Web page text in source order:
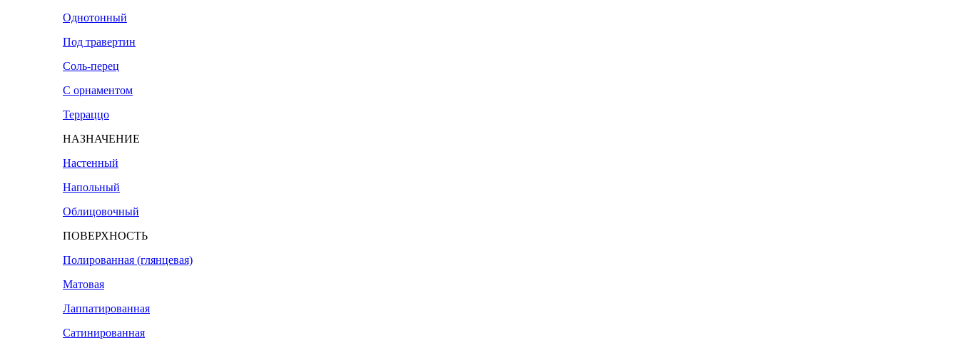
Однотонный
Под травертин
Соль-перец
С орнаментом
Терраццо
НАЗНАЧЕНИЕ
Настенный
Напольный
Облицовочный
ПОВЕРХНОСТЬ
Полированная (глянцевая)
Матовая
Лаппатированная
Сатинированная